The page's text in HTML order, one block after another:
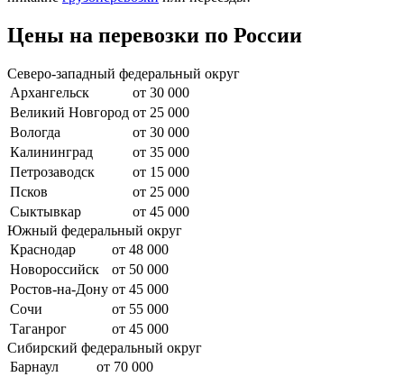
Цены на перевозки по России
Северо-западный федеральный округ
Архангельск
от 30 000
Великий Новгород от 25 000
Вологда
от 30 000
Калининград
от 35 000
Петрозаводск
от 15 000
Псков
от 25 000
Сыктывкар
от 45 000
Южный федеральный округ
Краснодар
от 48 000
Новороссийск
от 50 000
Ростов-на-Дону от 45 000
Сочи
от 55 000
Таганрог
от 45 000
Сибирский федеральный округ
Барнаул
от 70 000